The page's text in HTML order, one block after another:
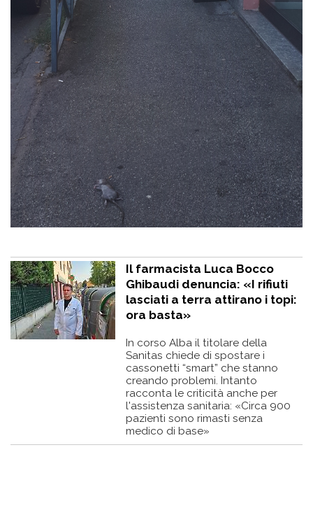
Il farmacista Luca Bocco
Ghibaudi denuncia: «I rifiuti
lasciati a terra attirano i topi:
ora basta»
In corso Alba il titolare della
Sanitas chiede di spostare i
cassonetti “smart” che stanno
creando problemi. Intanto
racconta le criticità anche per
l'assistenza sanitaria: «Circa 900
pazienti sono rimasti senza
medico di base»